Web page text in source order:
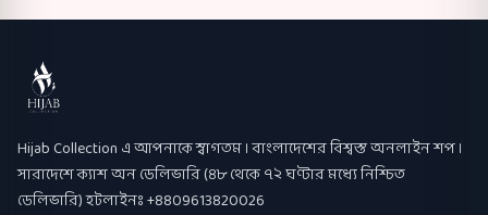
Hijab Collection
Hijab Collection এ আপনাকে স্বাগতম । বাংলাদেশের বিশ্বস্ত অনলাইন শপ ।
সারাদেশে ক্যাশ অন ডেলিভারি (৪৮ থেকে ৭২ ঘণ্টার মধ্যে নিশ্চিত
ডেলিভারি) হটলাইনঃ +8809613820026